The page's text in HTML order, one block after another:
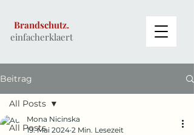
Brandschutz.
einfacherklaert
Beitrag
All Posts
All Posts
Mona Nicinska
19. Mai 2024 2 Min. Lesezeit